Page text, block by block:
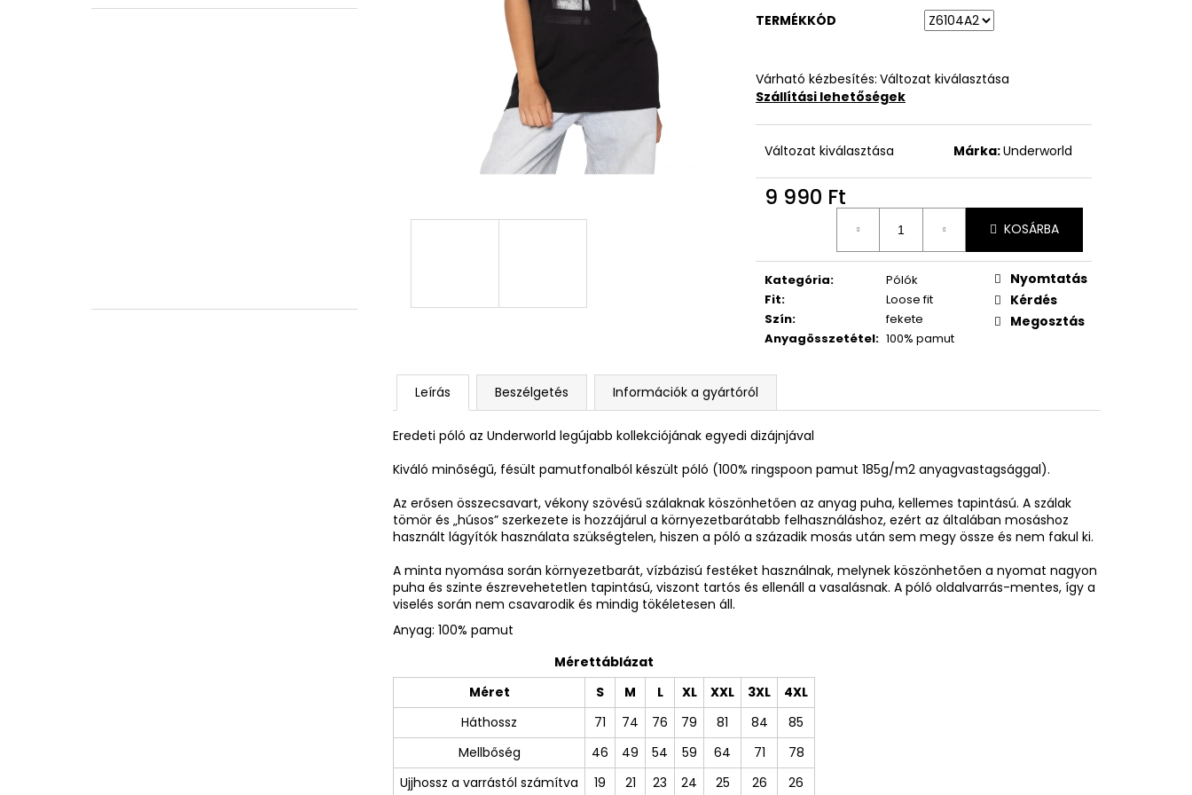
TERMÉKKÓD
Várható kézbesítés: Változat kiválasztása
Szállítási lehetőségek
Változat kiválasztása Márka:Underworld
9 990 Ft
KOSÁRBA
Kategória:
Pólók
Fit:
Loose fit
Szín:
fekete
Anyagösszetétel: 100% pamut
Nyomtatás
Kérdés
Megosztás
Leírás Beszélgetés Információk a gyártóról
Eredeti póló az Underworld legújabb kollekciójának egyedi dizájnjával
Kiváló minőségű, fésült pamutfonalból készült póló (100% ringspoon pamut 185g/m2 anyagvastagsággal).
Az erősen összecsavart, vékony szövésű szálaknak köszönhetően az anyag puha, kellemes tapintású. A szálak
tömör és „húsos” szerkezete is hozzájárul a környezetbarátabb felhasználáshoz, ezért az általában mosáshoz
használt lágyítók használata szükségtelen, hiszen a póló a századik mosás után sem megy össze és nem fakul ki.
A minta nyomása során környezetbarát, vízbázisú festéket használnak, melynek köszönhetően a nyomat nagyon
puha és szinte észrevehetetlen tapintású, viszont tartós és ellenáll a vasalásnak. A póló oldalvarrás-mentes, így a
viselés során nem csavarodik és mindig tökéletesen áll.
Anyag: 100% pamut
Mérettáblázat
Méret
S M L XL XXL 3XL
4XL
Háthossz
71 74 76 79 81 84
85
Mellbőség
46 49 54 59 64 71
78
Ujjhossz a varrástól számítva
19 21 23 24 25 26 26